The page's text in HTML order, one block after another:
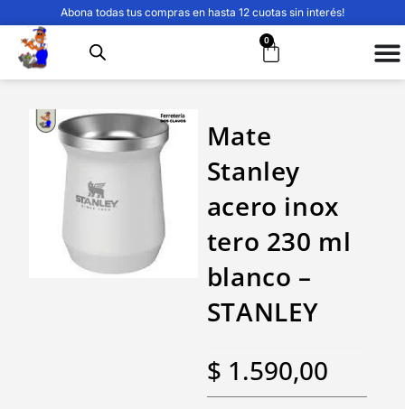
Abona todas tus compras en hasta 12 cuotas sin interés!
0
Mate
Stanley
acero inox
tero 230 ml
blanco –
STANLEY
$ 1.590,00